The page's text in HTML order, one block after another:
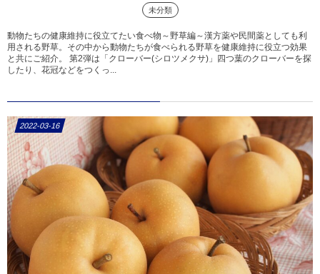
未分類
動物たちの健康維持に役立てたい食べ物～野草編～漢方薬や民間薬としても利
用される野草。その中から動物たちが食べられる野草を健康維持に役立つ効果
と共にご紹介。 第2弾は「クローバー(シロツメクサ)」四つ葉のクローバーを探
したり、花冠などをつくっ...
2022-03-16